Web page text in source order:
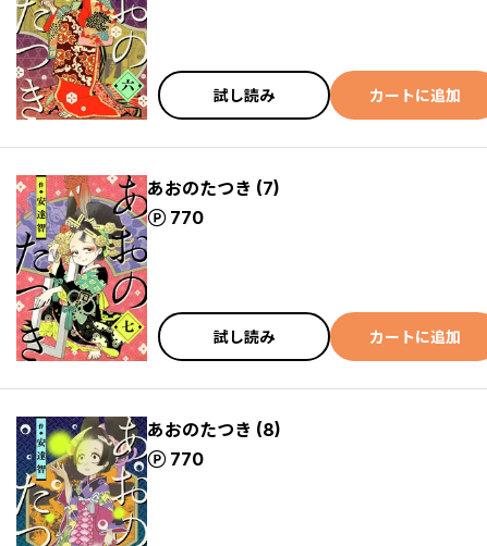
試し読み カートに追加
あおのたつき (7)
770
ポイント
試し読み カートに追加
あおのたつき (8)
770
ポイント